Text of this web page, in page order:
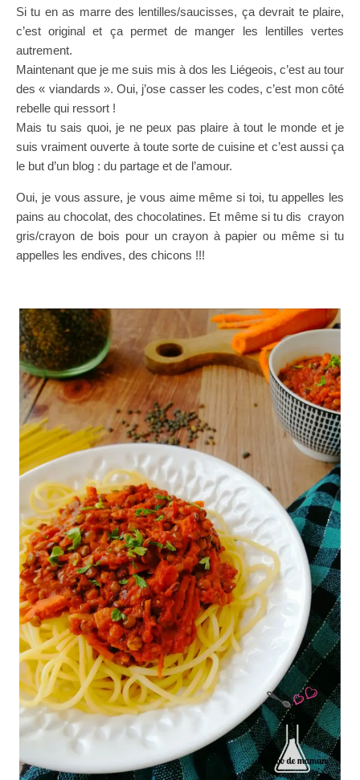
Si tu en as marre des lentilles/saucisses, ça devrait te plaire,
c’est original et ça permet de manger les lentilles vertes
autrement.
Maintenant que je me suis mis à dos les Liégeois, c’est au tour
des « viandards ». Oui, j’ose casser les codes, c’est mon côté
rebelle qui ressort !
Mais tu sais quoi, je ne peux pas plaire à tout le monde et je
suis vraiment ouverte à toute sorte de cuisine et c’est aussi ça
le but d’un blog : du partage et de l’amour.
Oui, je vous assure, je vous aime même si toi, tu appelles les
pains au chocolat, des chocolatines. Et même si tu dis crayon
gris/crayon de bois pour un crayon à papier ou même si tu
appelles les endives, des chicons !!!